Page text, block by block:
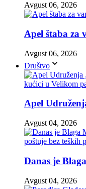
Avgust 06, 2026
Apel štaba za
Avgust 06, 2026
Društvo
Apel
Avgust 04, 2026
Danas je
Avgust 04, 2026